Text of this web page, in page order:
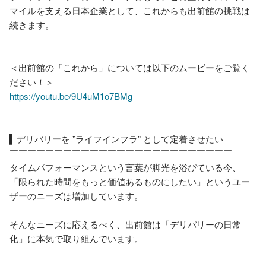
マイルを支える日本企業として、これからも出前館の挑戦は
続きます。
＜出前館の「これから」については以下のムービーをご覧く
https://youtu.be/9U4uM1o7BMg
▍デリバリーを ”ライフインフラ” として定着させたい
￣￣￣￣￣￣￣￣￣￣￣￣￣￣￣￣￣￣￣￣￣￣￣￣￣
タイムパフォーマンスという言葉が脚光を浴びている今、
「限られた時間をもっと価値あるものにしたい」というユー
ザーのニーズは増加しています。
そんなニーズに応えるべく、出前館は「デリバリーの日常
化」に本気で取り組んでいます。